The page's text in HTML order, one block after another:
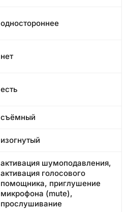
одностороннее
нет
есть
съёмный
изогнутый
активация шумоподавления,
активация голосового
помощника, приглушение
микрофона (mute),
прослушивание